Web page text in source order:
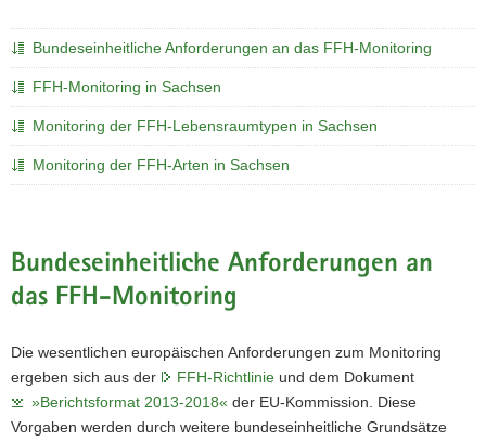
d
e
N
a
v
a
t
n
n
Bundeseinheitliche Anforderungen an das FFH-Monitoring
FFH-Monitoring in Sachsen
Monitoring der FFH-Lebensraumtypen in Sachsen
Monitoring der FFH-Arten in Sachsen
Bundeseinheitliche Anforderungen an
das FFH-Monitoring
Die wesentlichen europäischen Anforderungen zum Monitoring
ergeben sich aus der
FFH-Richtlinie und dem Dokument
»Berichtsformat 2013-2018« der EU-Kommission. Diese
Vorgaben werden durch weitere bundeseinheitliche Grundsätze